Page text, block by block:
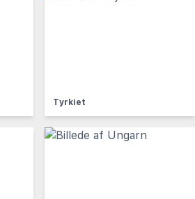
Tyrkiet